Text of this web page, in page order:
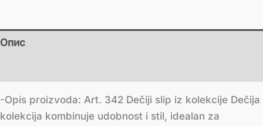
Опис
-Opis proizvoda: Art. 342 Dečiji slip iz kolekcije Dečija
kolekcija kombinuje udobnost i stil, idealan za